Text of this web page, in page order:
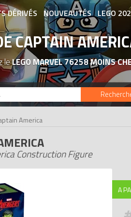
DÉRIVÉS NOUVEAUTÉS LEGO
DE FANS
CAPTAIN
leLEGO MARVEL 76258 MOINS
America
Construction Figure
A